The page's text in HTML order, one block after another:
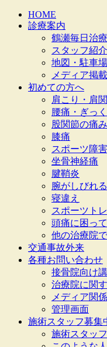
HOME
診療案内
鶴瀬毎日治
スタッフ紹介
地図・駐車場
メディア掲載
初めての方へ
肩こり・肩
腰痛・ぎっ
股関節の痛み
膝痛
スポーツ障
坐骨神経痛
腱鞘炎
腕がしびれ
寝違え
スポーツト
頭痛に困っ
他の治療院
交通事故外来
各種お問い合わせ
接骨院向け
治療院に関
メディア関
管理画面
施術スタッフ募集
施術スタッ